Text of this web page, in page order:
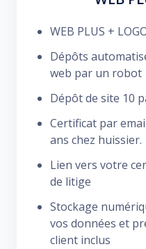
WEB PLUS +
Dépôts
web par un robot
Dépôt de site 10
Certificat par
ans chez huissier.
Lien vers votre
de litige
Stockage
vos données et
client inclus